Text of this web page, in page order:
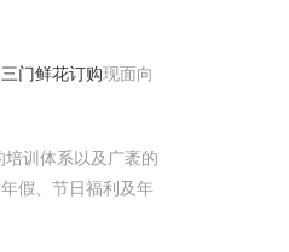
门鲜花订购现面向
训体系以及广袤的
假、节日福利及年